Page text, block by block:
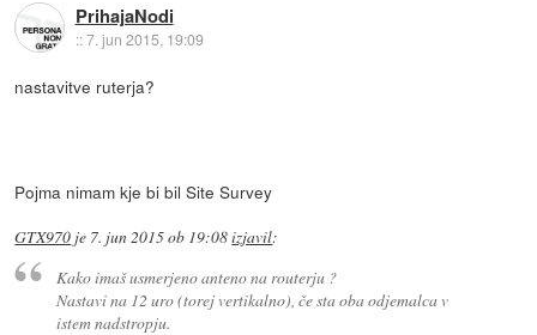
PrihajaNodi
::7. jun 2015, 19:09
nastavitve ruterja?
Pojma nimam kje bi bil Site Survey
GTX970 je 7. jun 2015 ob 19:08izjavil:
Kako imaš usmerjeno anteno na routerju ?
Nastavi na 12 uro (torej vertikalno), če sta oba odjemalca v
istem nadstropju.